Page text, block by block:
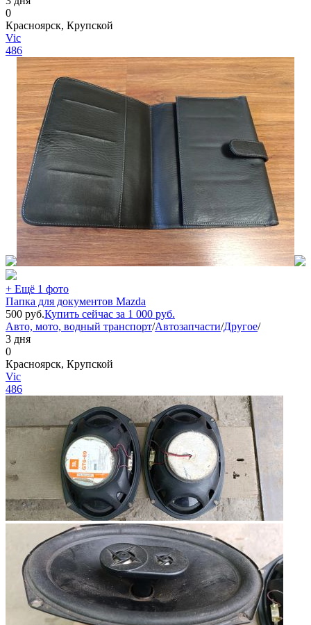
0
Красноярск, Крупской
Vic
486
+ Ещё 1 фото
Папка для документов Mazda
500 руб.Купить сейчас за 1 000 руб.
Авто, мото, водный транспорт/Автозапчасти/Другое/
3 дня
0
Красноярск, Крупской
Vic
486